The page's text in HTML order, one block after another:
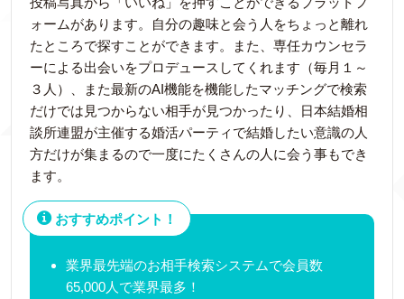
ォームがあります。自分の趣味と会う人をちょっと離れ
たところで探すことができます。また、専任カウンセラ
ーによる出会いをプロデュースしてくれます（毎月１～
３人）、また最新のAI機能を機能したマッチングで検索
だけでは見つからない相手が見つかったり、日本結婚相
談所連盟が主催する婚活パーティで結婚したい意識の人
方だけが集まるので一度にたくさんの人に会う事もでき
ます。
おすすめポイント！
業界最先端のお相手検索システムで会員数
65,000人で業界最多！